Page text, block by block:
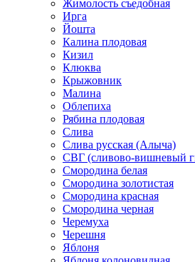
Жимолость съедобная
Ирга
Йошта
Калина плодовая
Кизил
Клюква
Крыжовник
Малина
Облепиха
Рябина плодовая
Слива
Слива русская (Алыча)
СВГ (сливово-вишневый
Смородина белая
Смородина золотистая
Смородина красная
Смородина черная
Черемуха
Черешня
Яблоня